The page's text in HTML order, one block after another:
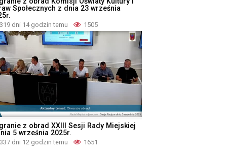
Społecznych z dnia 23 września
319 dni 14 godzin temu 1505
z obrad XXIII Sesji Rady Miejskiej
5 września 2025r.
337 dni 12 godzin temu 1651